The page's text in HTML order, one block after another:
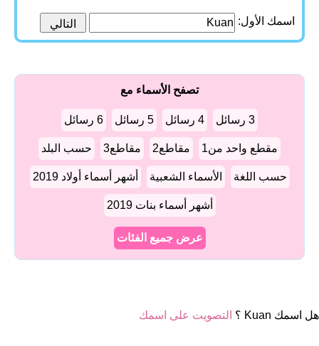
اسمك الأول:
تصفح الأسماء مع
3 رسائل 4 رسائل 5 رسائل 6 رسائل
مقطع واحد من1 مقاطع2 مقاطع3 حسب البلد
حسب اللغة الأسماء الشعبية أشهر أسماء أولاد 2019
أشهر أسماء بنات 2019
عرض جميع الفئات
هل اسمك Kuan ؟ التصويت على اسمك